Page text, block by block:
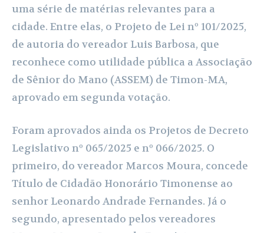
uma série de matérias relevantes para a
cidade. Entre elas, o Projeto de Lei nº 101/2025,
de autoria do vereador Luis Barbosa, que
reconhece como utilidade pública a Associação
de Sênior do Mano (ASSEM) de Timon-MA,
aprovado em segunda votação.
Foram aprovados ainda os Projetos de Decreto
Legislativo nº 065/2025 e nº 066/2025. O
primeiro, do vereador Marcos Moura, concede
Título de Cidadão Honorário Timonense ao
senhor Leonardo Andrade Fernandes. Já o
segundo, apresentado pelos vereadores